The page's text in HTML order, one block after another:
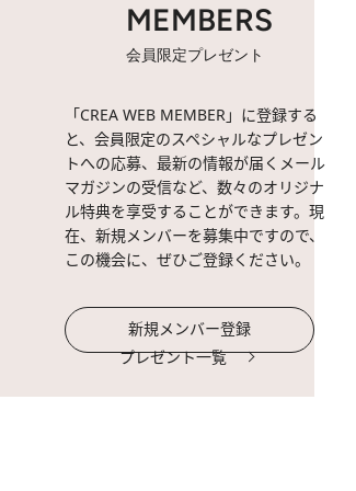
MEMBERS
会員限定プレゼント
「CREA WEB MEMBER」に登録する
と、会員限定のスペシャルなプレゼン
トへの応募、最新の情報が届くメール
マガジンの受信など、数々のオリジナ
ル特典を享受することができます。現
在、新規メンバーを募集中ですので、
この機会に、ぜひご登録ください。
新規メンバー登録
プレゼント一覧